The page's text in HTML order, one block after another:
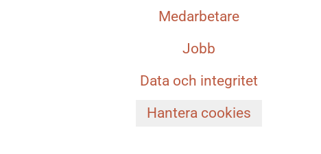
Medarbetare
Jobb
Data och integritet
Hantera cookies